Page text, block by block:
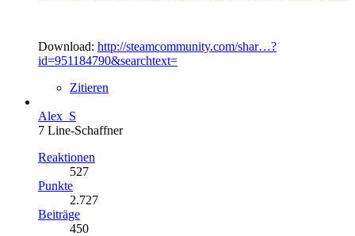
Download: http://steamcommunity.com/shar…?
id=951184790&searchtext=
Zitieren
Alex_S
7 Line-Schaffner
Reaktionen
527
Punkte
2.727
Beiträge
450